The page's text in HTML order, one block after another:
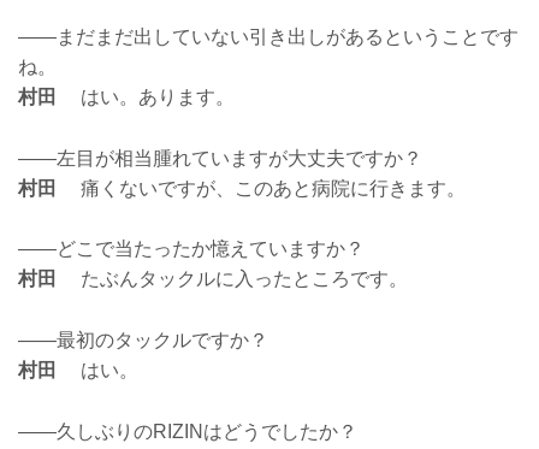
——まだまだ出していない引き出しがあるということです
ね。
村田
はい。あります。
——左目が相当腫れていますが大丈夫ですか？
村田
痛くないですが、このあと病院に行きます。
——どこで当たったか憶えていますか？
村田
たぶんタックルに入ったところです。
——最初のタックルですか？
村田
はい。
——久しぶりのRIZINはどうでしたか？